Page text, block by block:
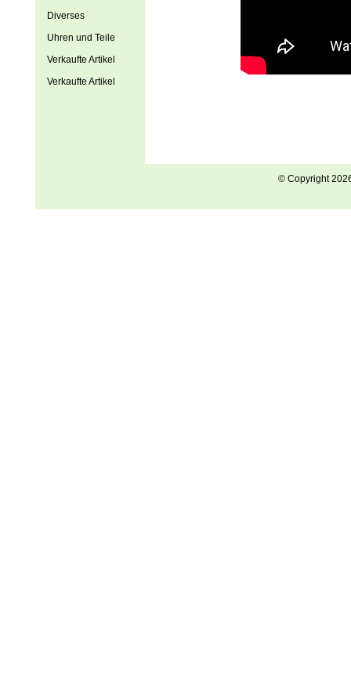
Diverses
Uhren und Teile
Verkaufte Artikel
Verkaufte Artikel
© Copyright